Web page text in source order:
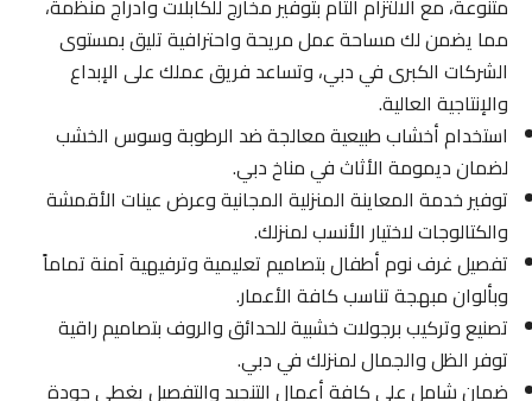
متنوعة، مع الالتزام التام بتوفير مخارج للكابلات وأدراج منظمة،
مما يضمن لك مساحة عمل مريحة واحترافية تليق بمستوى
الشركات الكبرى في دبي، وتساعد فريق عملك على الإبداع
والإنتاجية العالية.
استخدام أخشاب طبيعية معالجة ضد الرطوبة وسوس الخشب
لضمان ديمومة الأثاث في مناخ دبي.
توفير خدمة المعاينة المنزلية المجانية وعرض عينات الأقمشة
والكتالوجات لاختيار الأنسب لمنزلك.
تفصيل غرف نوم أطفال بتصاميم تعليمية وترفيهية آمنة تماماً
وبألوان مبهجة تناسب كافة الأعمار.
تصنيع وتركيب برجولات خشبية للحدائق والروف بتصاميم راقية
توفر الظل والجمال لمنزلك في دبي.
ضمان شامل على كافة أعمال التنجيد والتفصيل يغطي جودة